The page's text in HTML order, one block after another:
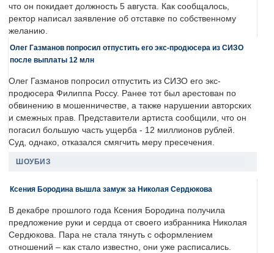
что он покидает должность 5 августа. Как сообщалось,
ректор написал заявление об отставке по собственному
желанию.
Олег Газманов попросил отпустить его экс-продюсера из СИЗО
после выплаты 12 млн
Олег Газманов попросил отпустить из СИЗО его экс-
продюсера Филиппа Россу. Ранее тот был арестован по
обвинению в мошенничестве, а также нарушении авторских
и смежных прав. Представители артиста сообщили, что он
погасил большую часть ущерба - 12 миллионов рублей.
Суд, однако, отказался смягчить меру пресечения.
ШОУБИЗ
Ксения Бородина вышла замуж за Николая Сердюкова
В декабре прошлого года Ксения Бородина получила
предложение руки и сердца от своего избранника Николая
Сердюкова. Пара не стала тянуть с оформлением
отношений – как стало известно, они уже расписались.